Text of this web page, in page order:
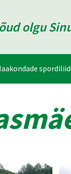
olgu